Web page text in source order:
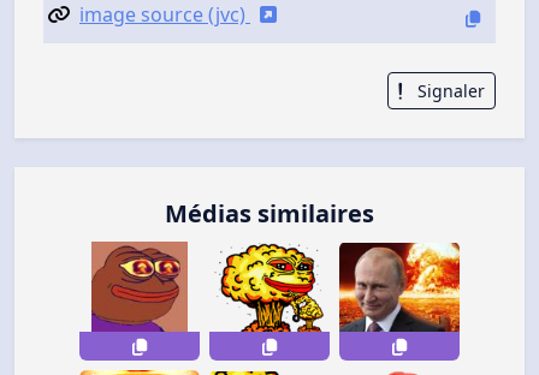
image source (jvc)
Signaler
Médias similaires